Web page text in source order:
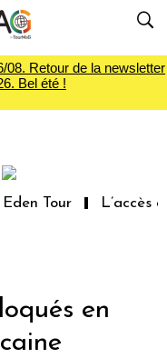
08. Retour de la newsletter
Bel été !
Tour L’accès
en